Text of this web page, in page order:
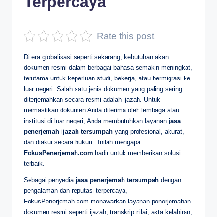
Rate this post
Di era globalisasi seperti sekarang, kebutuhan akan
dokumen resmi dalam berbagai bahasa semakin meningkat,
terutama untuk keperluan studi, bekerja, atau bermigrasi ke
luar negeri. Salah satu jenis dokumen yang paling sering
diterjemahkan secara resmi adalah ijazah. Untuk
memastikan dokumen Anda diterima oleh lembaga atau
institusi di luar negeri, Anda membutuhkan layanan jasa
penerjemah ijazah tersumpah yang profesional, akurat,
dan diakui secara hukum. Inilah mengapa
FokusPenerjemah.com hadir untuk memberikan solusi
terbaik.
Sebagai penyedia jasa penerjemah tersumpah dengan
pengalaman dan reputasi terpercaya,
FokusPenerjemah.com menawarkan layanan penerjemahan
dokumen resmi seperti ijazah, transkrip nilai, akta kelahiran,